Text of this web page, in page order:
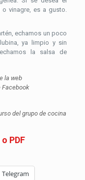
vinagre, es a gusto.
echamos un poco
ya limpio y sin
la salsa de
la web
Facebook
del grupo de cocina
PDF
Telegram